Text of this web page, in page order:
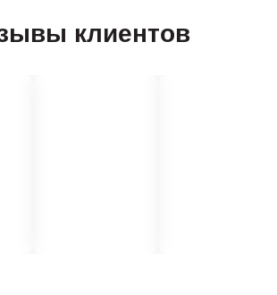
клиентов